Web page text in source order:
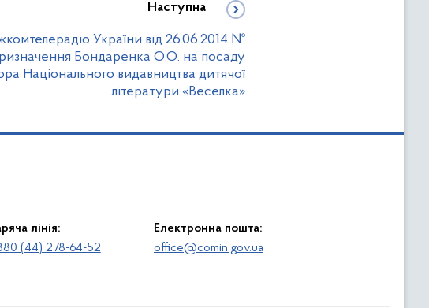
Наступна
України від 26.06.2014 №
Бондаренка О.О. на посаду
Національного видавництва дитячої
літератури «Веселка»
лінія:
(44) 278-64-52
Електронна пошта:
office@comin.gov.ua